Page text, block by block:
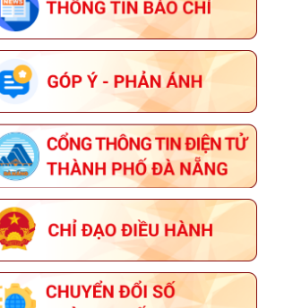
NẴNG
CÔNG KHAI BÁO CÁO ĐỀ XUẤT
CẤP GIẤY PHÉP MÔI TRƯỜNG ĐỐI
VỚI CƠ SỞ "CHI NHÁNH TẠI ĐÀ
NẴNG CÔNG TY CỔ PHẦN NHIÊN
LIỆU BAY PETROLIMEX"
THÔNG TIN ĐĂNG KÝ THAM GIA
HỘI NGHỊ KẾT NỐI GIAO THƯƠNG
GIỮA NHÀ CUNG CẤP VỚI CÁC
DOANH NGHIỆP XUẤT KHẨU VÀ TỔ
CHỨC XÚC TIẾN THƯƠNG MẠI CHO